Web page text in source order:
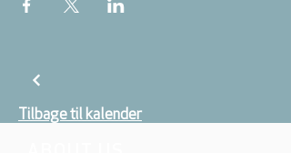
Tilbage til kalender